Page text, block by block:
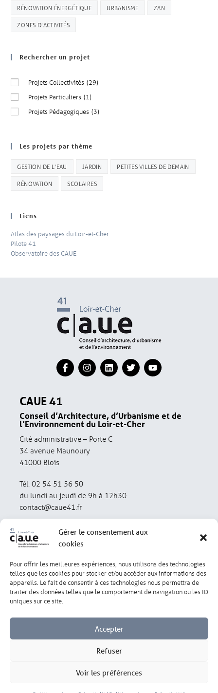
Gérer le consentement aux
cookies
Pour offrir les meilleures expériences, nous utilisons des technologies
telles que les cookies pour stocker et/ou accéder aux informations des
appareils. Le fait de consentir à ces technologies nous permettra de
traiter des données telles que le comportement de navigation ou les ID
uniques sur ce site.
Accepter
Refuser
Voir les préférences
RÉNOVATION ÉNERGÉTIQUE URBANISME ZAN
ZONES D'ACTIVITÉS
Rechercher un projet
Projets Collectivités (29)
Projets Particuliers (1)
Projets Pédagogiques (3)
Les projets par thème
GESTION DE L'EAU JARDIN PETITES VILLES DE DEMAIN
RÉNOVATION SCOLAIRES
Liens
Atlas des paysages du Loir-et-Cher
Pilote 41
Observatoire des CAUE
CAUE 41
Conseil d’Architecture, d’Urbanisme et de
l’Environnement du Loir-et-Cher
Cité administrative – Porte C
34 avenue Maunoury
41000 Blois
Tél. 02 54 51 56 50
du lundi au jeudi de 9h à 12h30
contact@caue41.fr
Mentions légales Politique de confidentialité
Lexique Réalisation : olivgraphic.com